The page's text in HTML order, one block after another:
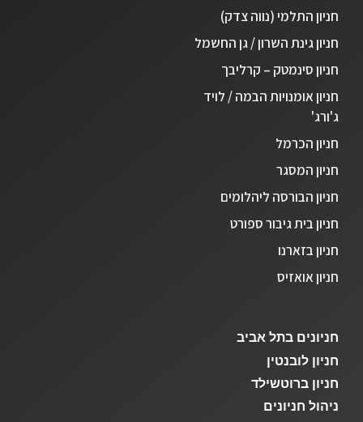
חניון התלמי (נווה צדק)
חניון גינת השרון / גן החשמל
חניון סינמטק – קרליבך
חניון אומנויות הבמה / לויד
ג'ורג'
חניון הכרמל
חניון המסגר
חניון הבורסה ליהלומים
חניון בית גיבור ספורט
חניון בזארנו
חניון אואזיס
חניונים בתל אביב
חניון לובנטין
חניון ברוטשילד
ניהול חניונים